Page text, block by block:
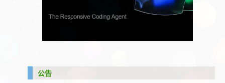
公告